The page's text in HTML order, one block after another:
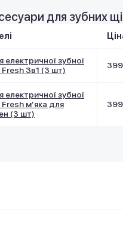
для зубних
електричної зубної
Fresh 3в1 (3 шт)
електричної зубної
Fresh м’яка для
(3 шт)